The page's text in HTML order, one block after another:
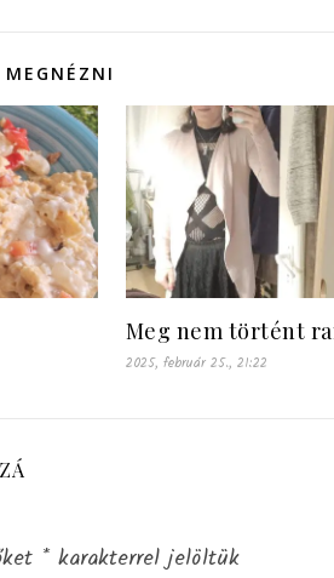
MEGNÉZNI
Meg nem történt
2025, február 25., 21:22
* karakterrel jelöltük